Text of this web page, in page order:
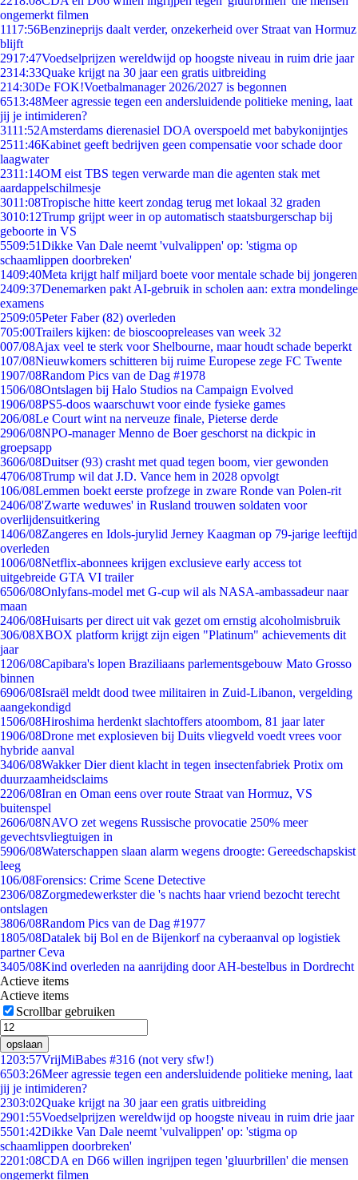
ongemerkt filmen
1117:56Benzineprijs daalt verder, onzekerheid over Straat van Hormuz
blijft
2917:47Voedselprijzen wereldwijd op hoogste niveau in ruim drie jaar
2314:33Quake krijgt na 30 jaar een gratis uitbreiding
214:30De FOK!Voetbalmanager 2026/2027 is begonnen
6513:48Meer agressie tegen een andersluidende politieke mening, laat
jij je intimideren?
3111:52Amsterdams dierenasiel DOA overspoeld met babykonijntjes
2511:46Kabinet geeft bedrijven geen compensatie voor schade door
laagwater
2311:14OM eist TBS tegen verwarde man die agenten stak met
aardappelschilmesje
3011:08Tropische hitte keert zondag terug met lokaal 32 graden
3010:12Trump grijpt weer in op automatisch staatsburgerschap bij
geboorte in VS
5509:51Dikke Van Dale neemt 'vulvalippen' op: 'stigma op
schaamlippen doorbreken'
1409:40Meta krijgt half miljard boete voor mentale schade bij jongeren
2409:37Denemarken pakt AI-gebruik in scholen aan: extra mondelinge
examens
2509:05Peter Faber (82) overleden
705:00Trailers kijken: de bioscoopreleases van week 32
007/08Ajax veel te sterk voor Shelbourne, maar houdt schade beperkt
107/08Nieuwkomers schitteren bij ruime Europese zege FC Twente
1907/08Random Pics van de Dag #1978
1506/08Ontslagen bij Halo Studios na Campaign Evolved
1906/08PS5-doos waarschuwt voor einde fysieke games
206/08Le Court wint na nerveuze finale, Pieterse derde
2906/08NPO-manager Menno de Boer geschorst na dickpic in
groepsapp
3606/08Duitser (93) crasht met quad tegen boom, vier gewonden
4706/08Trump wil dat J.D. Vance hem in 2028 opvolgt
106/08Lemmen boekt eerste profzege in zware Ronde van Polen-rit
2406/08'Zwarte weduwes' in Rusland trouwen soldaten voor
overlijdensuitkering
1406/08Zangeres en Idols-jurylid Jerney Kaagman op 79-jarige leeftijd
overleden
1006/08Netflix-abonnees krijgen exclusieve early access tot
uitgebreide GTA VI trailer
6506/08Onlyfans-model met G-cup wil als NASA-ambassadeur naar
maan
2406/08Huisarts per direct uit vak gezet om ernstig alcoholmisbruik
306/08XBOX platform krijgt zijn eigen "Platinum" achievements dit
jaar
1206/08Capibara's lopen Braziliaans parlementsgebouw Mato Grosso
binnen
6906/08Israël meldt dood twee militairen in Zuid-Libanon, vergelding
aangekondigd
1506/08Hiroshima herdenkt slachtoffers atoombom, 81 jaar later
1906/08Drone met explosieven bij Duits vliegveld voedt vrees voor
hybride aanval
3406/08Wakker Dier dient klacht in tegen insectenfabriek Protix om
duurzaamheidsclaims
2206/08Iran en Oman eens over route Straat van Hormuz, VS
buitenspel
2606/08NAVO zet wegens Russische provocatie 250% meer
gevechtsvliegtuigen in
5906/08Waterschappen slaan alarm wegens droogte: Gereedschapskist
leeg
106/08Forensics: Crime Scene Detective
2306/08Zorgmedewerkster die 's nachts haar vriend bezocht terecht
ontslagen
3806/08Random Pics van de Dag #1977
1805/08Datalek bij Bol en de Bijenkorf na cyberaanval op logistiek
partner Ceva
3405/08Kind overleden na aanrijding door AH-bestelbus in Dordrecht
Actieve items
Actieve items
Scrollbar gebruiken
opslaan
1203:57VrijMiBabes #316 (not very sfw!)
6503:26Meer agressie tegen een andersluidende politieke mening, laat
jij je intimideren?
2303:02Quake krijgt na 30 jaar een gratis uitbreiding
2901:55Voedselprijzen wereldwijd op hoogste niveau in ruim drie jaar
5501:42Dikke Van Dale neemt 'vulvalippen' op: 'stigma op
schaamlippen doorbreken'
2201:08CDA en D66 willen ingrijpen tegen 'gluurbrillen' die mensen
ongemerkt filmen